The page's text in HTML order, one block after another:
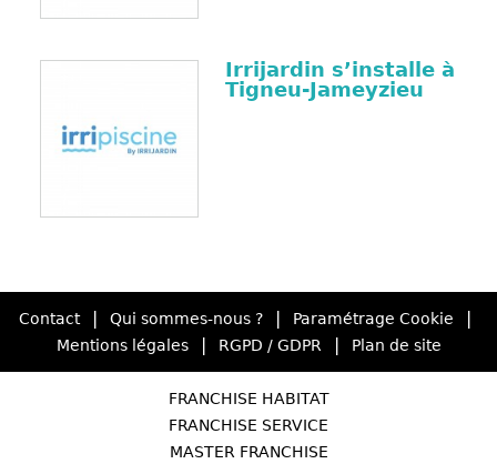
Irrijardin s’installe à
Tigneu-Jameyzieu
Contact Qui sommes-nous ? Paramétrage Cookie
Mentions légales RGPD / GDPR Plan de site
FRANCHISE HABITAT
FRANCHISE SERVICE
MASTER FRANCHISE